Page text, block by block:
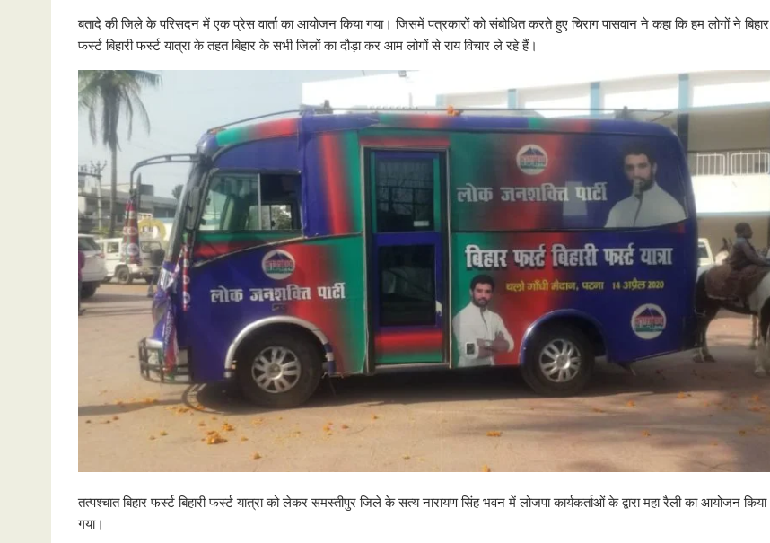
बतादे की जिले के परिसदन में एक प्रेस वार्ता का आयोजन किया गया। जिसमें पत्रकारों को संबोधित करते हुए चिराग पासवान ने कहा कि हम लोगों ने बिहार
फर्स्ट बिहारी फर्स्ट यात्रा के तहत बिहार के सभी जिलों का दौड़ा कर आम लोगों से राय विचार ले रहे हैं।
तत्पश्चात बिहार फर्स्ट बिहारी फर्स्ट यात्रा को लेकर समस्तीपुर जिले के सत्य नारायण सिंह भवन में लोजपा कार्यकर्ताओं के द्वारा महा रैली का आयोजन किया
गया।